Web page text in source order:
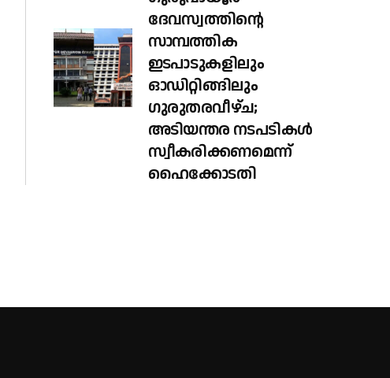
ദേവസ്വത്തിന്റെ
സാമ്പത്തിക
ഇടപാടുകളിലും
ഓഡിറ്റിങ്ങിലും ​
ഗുരുതരവീഴ്ച;
അടിയന്തര നടപടികൾ
സ്വീകരിക്കണമെന്ന്
ഹൈക്കോടതി